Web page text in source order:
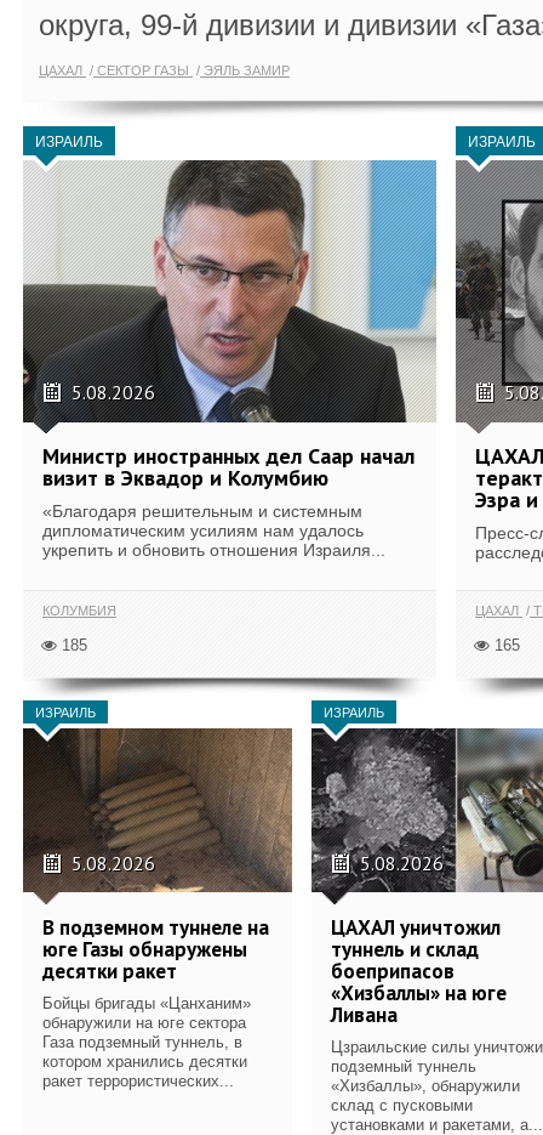
округа, 99-й дивизии и дивизии
ЦАХАЛ СЕКТОР ГАЗЫ ЭЯЛЬ ЗАМИР
ИЗРАИЛЬ
5.08.2026
Министр иностранных дел Саар начал
визит в Эквадор и Колумбию
«Благодаря решительным и системным
дипломатическим усилиям нам удалось
укрепить и обновить отношения Израиля...
КОЛУМБИЯ
185
ИЗРАИЛЬ
ЦАХАЛ
Эзра
Пресс-
ЦАХАЛ
165
ИЗРАИЛЬ
5.08.2026
В подземном туннеле на
юге Газы обнаружены
десятки ракет
Бойцы бригады «Цанханим»
обнаружили на юге сектора
Газа подземный туннель, в
котором хранились десятки
ракет террористических...
ИЗРАИЛЬ
5.08.2026
ЦАХАЛ уничтожил
туннель и склад
боеприпасов
«Хизбаллы» на юге
Ливана
Цзраильские силы
подземный туннель
«Хизбаллы», обнаружили
склад с пусковыми
установками и ракетами, а...